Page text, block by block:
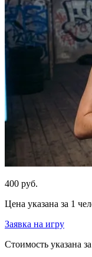
400 руб.
Цена указана за 1
Заявка на игру
Стоимость указана